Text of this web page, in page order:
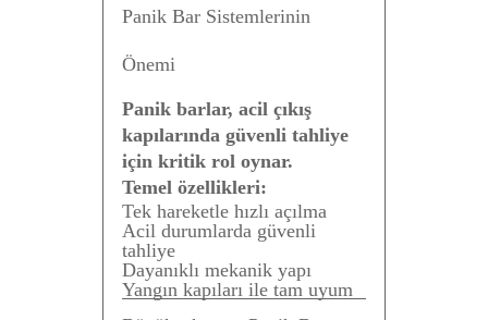
Panik Bar Sistemlerinin
Önemi
Panik barlar, acil çıkış
kapılarında güvenli tahliye
için kritik rol oynar.
Temel özellikleri:
Tek hareketle hızlı açılma
Acil durumlarda güvenli
tahliye
Dayanıklı mekanik yapı
Yangın kapıları ile tam uyum